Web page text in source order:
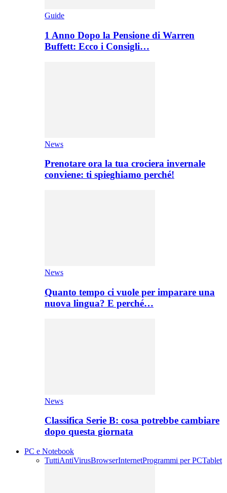
Guide
1 Anno Dopo la Pensione di Warren
Buffett: Ecco i Consigli…
News
Prenotare ora la tua crociera invernale
conviene: ti spieghiamo perché!
News
Quanto tempo ci vuole per imparare una
nuova lingua? E perché…
News
Classifica Serie B: cosa potrebbe cambiare
dopo questa giornata
PC e Notebook
TuttiAntiVirusBrowserInternetProgrammi per PCTablet